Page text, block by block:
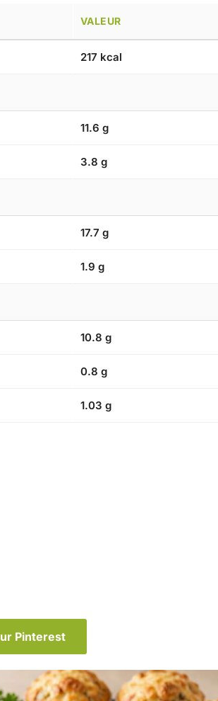
VALEUR
217 kcal
11.6 g
3.8 g
17.7 g
1.9 g
10.8 g
0.8 g
1.03 g
Pinterest